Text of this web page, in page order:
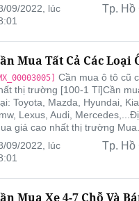
09/2022, lúc
Tp. Hồ
Mua Tất Cả Các Loại
Cần mua ô tô cũ
thị trường [100-1 Tỉ]Cần
Toyota, Mazda, Hyundai,
Lexus, Audi,
giá cao nhất thị trường Mua.
09/2022, lúc
Tp. Hồ
Mua Xe 4-7 Chỗ Và